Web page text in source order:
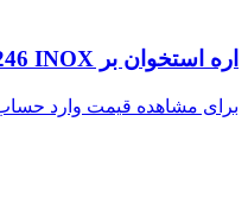
اره استخوان بر CGT 246 INOX
برای مشاهده قیمت وارد